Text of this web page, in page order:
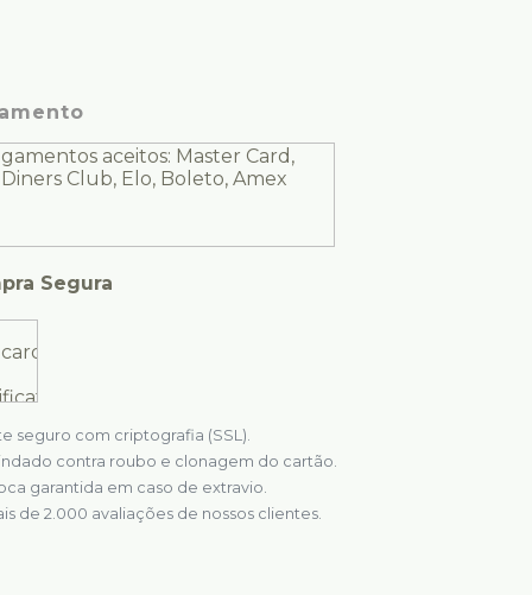
Segura
seguro com criptografia (SSL).
contra roubo e clonagem do cartão.
garantida em caso de extravio.
de 2.000 avaliações de nossos clientes.